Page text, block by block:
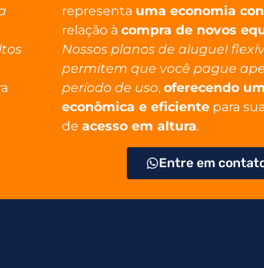
representa uma economia
relação àcompra de novos
Nossos planos de aluguel
permitem que você pague
período de uso,oferecendo
econômica e eficiente para
deacesso em altura.
Entre em